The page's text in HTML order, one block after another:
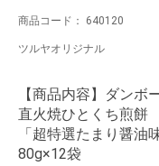
商品コード： 640120
ツルヤオリジナル
【商品内容】ダンボ
直火焼ひとくち煎餅
「超特選たまり醤油味
80g×12袋